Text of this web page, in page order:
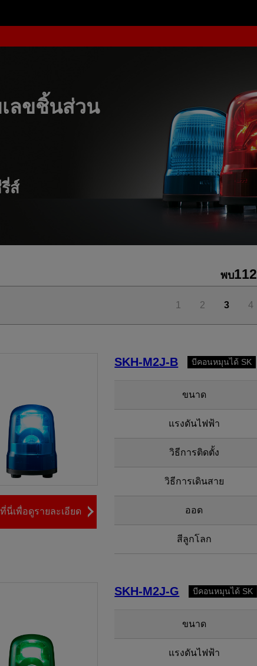
ลขชิ้นส่วน
ส์
พบ112
1 2 3 4
นี่เพื่อดูรายละเอียด
SKH-M2J-B บีคอนหมุนได้ SK
ขนาด
แรงดันไฟฟ้า
วิธีการติดตั้ง
วิธีการเดินสาย
ออด
สีลูกโลก
SKH-M2J-G บีคอนหมุนได้ SK
ขนาด
แรงดันไฟฟ้า